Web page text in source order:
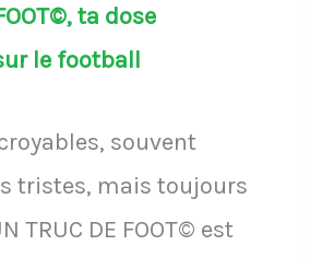
ta dose
le football
souvent
tristes, mais toujours
TRUC DE FOOT© est